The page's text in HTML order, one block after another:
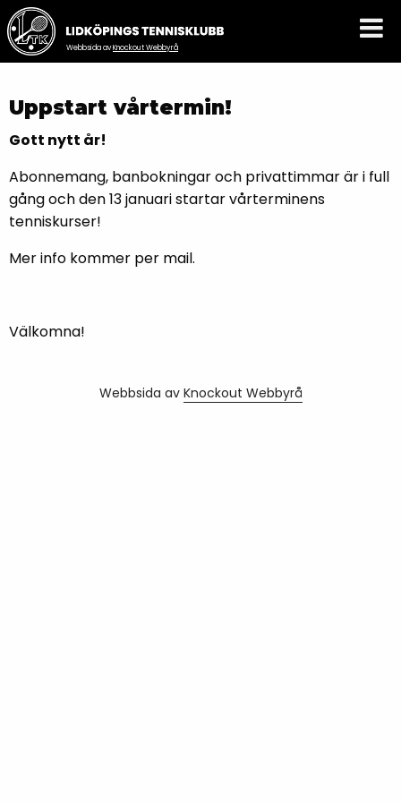
Webbsida avKnockout Webbyrå
Uppstart vårtermin!
Gott nytt år!
Abonnemang, banbokningar och privattimmar är i full
gång och den 13 januari startar vårterminens
tenniskurser!
Mer info kommer per mail.
Välkomna!
Webbsida av Knockout Webbyrå